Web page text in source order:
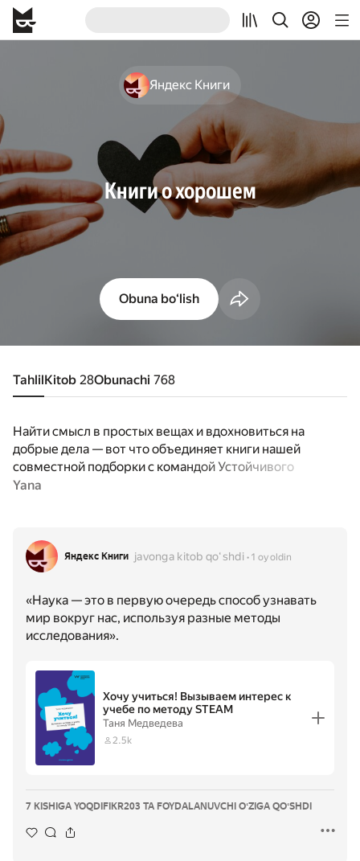
Яндекс Книги
Книги о хорошем
Obuna boʻlish
TahlilKitob 28Obunachi 768
Найти смысл в простых вещах и вдохновиться на
добрые дела — вот что объединяет книги нашей
совместной подборки с командой Устойчивого
развития Яндекса.
галерее:
Yana
Яндекс Книги javonga kitob qoʻshdi 1 oy oldin
«Наука — это в первую очередь способ узнавать
мир вокруг нас, используя разные методы
исследования».
Хочу учиться! Вызываем интерес к
учебе по методу STEAM
Таня Медведева
2.5k
7 KISHIGA YOQDI FIKR203 TA FOYDALANUVCHI OʻZIGA QOʻSHDI